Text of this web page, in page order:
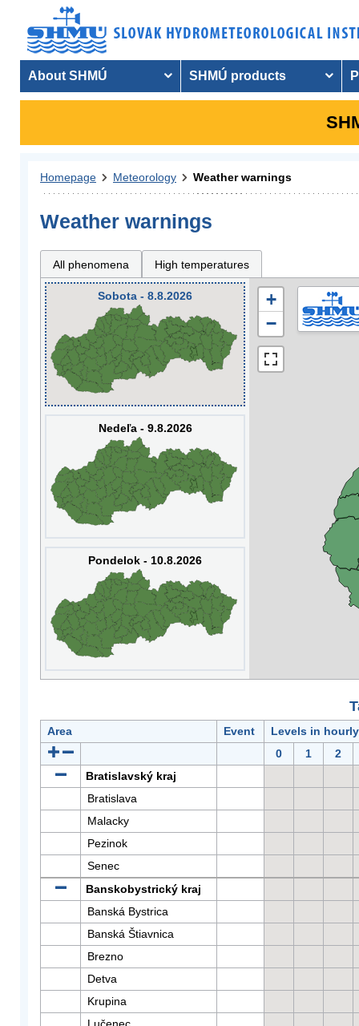
About SHMÚ SHMÚ products
Homepage Meteorology Weather warnings
Weather warnings
All phenomena High temperatures
Sobota - 8.8.2026
Nedeľa - 9.8.2026
Pondelok - 10.8.2026
+
−
Area Event
Levels in
0
1
2
Bratislavský kraj
Bratislava
Malacky
Pezinok
Senec
Banskobystrický kraj
Banská Bystrica
Banská Štiavnica
Brezno
Detva
Krupina